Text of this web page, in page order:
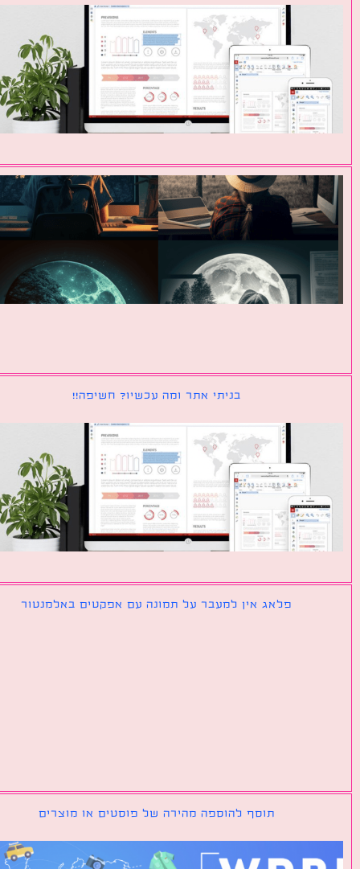
בניתי אתר ומה עכשיו? חשיפה!!
פלאג אין למעבר על תמונה עם אפקטים באלמנטור
תוסף להוספה מהירה של פוסטים או מוצרים